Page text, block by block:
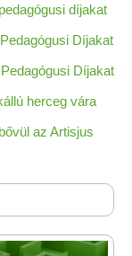
díjakat
Díjakat
Díjakat
herceg vára
az Artisjus